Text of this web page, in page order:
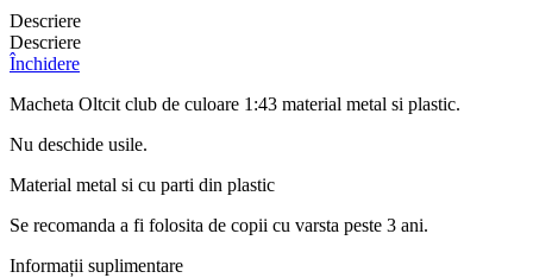
Descriere
Descriere
Închidere
Macheta Oltcit club de culoare 1:43 material metal si plastic.
Nu deschide usile.
Material metal si cu parti din plastic
Se recomanda a fi folosita de copii cu varsta peste 3 ani.
Informații suplimentare